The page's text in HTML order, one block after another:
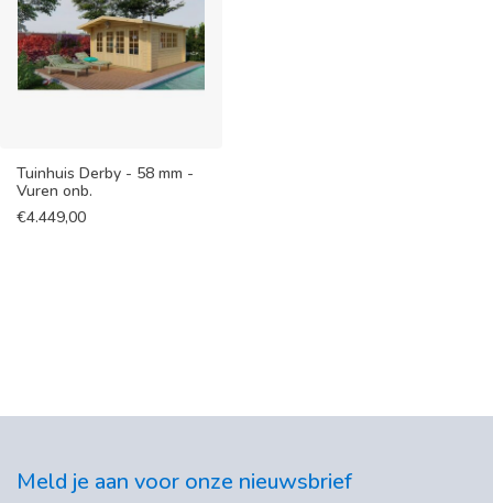
Tuinhuis Derby - 58 mm -
Vuren onb.
€4.449,00
Meld je aan voor onze nieuwsbrief